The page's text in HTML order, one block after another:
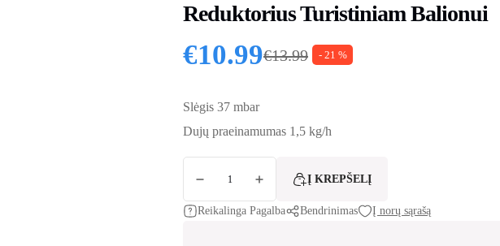
Reduktorius Turistiniam Balionui
€13.99
Original price was: €13.99.
€10.99
Current price is: €10.99.
- 21 %
Slėgis 37 mbar
Dujų praeinamumas 1,5 kg/h
Į KREPŠELĮ
Reikalinga Pagalba Bendrinimas Į norų sąrašą